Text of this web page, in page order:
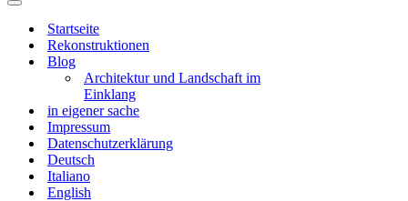
Navigationsmenü
Startseite
Rekonstruktionen
Blog
Architektur und Landschaft im
Einklang
in eigener sache
Impressum
Datenschutzerklärung
Deutsch
Italiano
English